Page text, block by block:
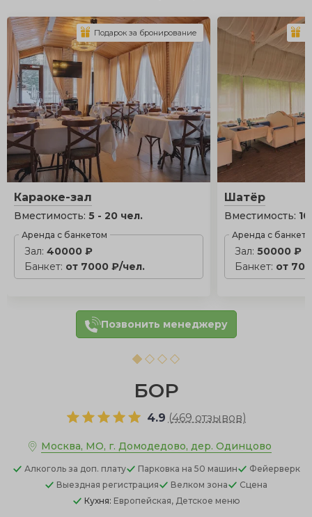
Караоке-зал
Вместимость: 5 - 20 чел.
Аренда с банкетом
Зал: 40000 ₽
Банкет: от 7000 ₽/чел.
Подарок за бронирование
Шатёр
Вместимость:
Аренда с
Зал:50000 ₽
Банкет: от
Позвонить менеджеру
БОР
4.9 (469 отзывов)
Москва, МО, г. Домодедово, дер. Одинцово
Алкоголь за доп. плату Парковка на 50 машин
Фейерверк
Выездная регистрация
Велком зона
Сцена
Кухня: Европейская, Детское меню